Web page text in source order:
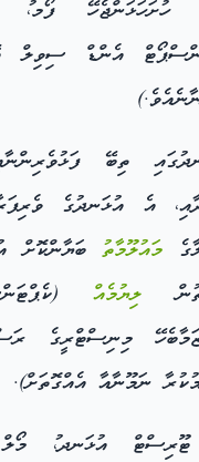
ހުށަހަޅަންޖެހޭ
އެންޑް ސިވިލް
ތިބޭ
އެ އުޅަނދުގެ
މައުލޫމާތުބަޔާންކޮށް
ލިޔުމެއް
މިނިސްޓްރީގެ
ނަމޫނާއާ އެއްގޮތަށް).
އުޅަނދ،ު